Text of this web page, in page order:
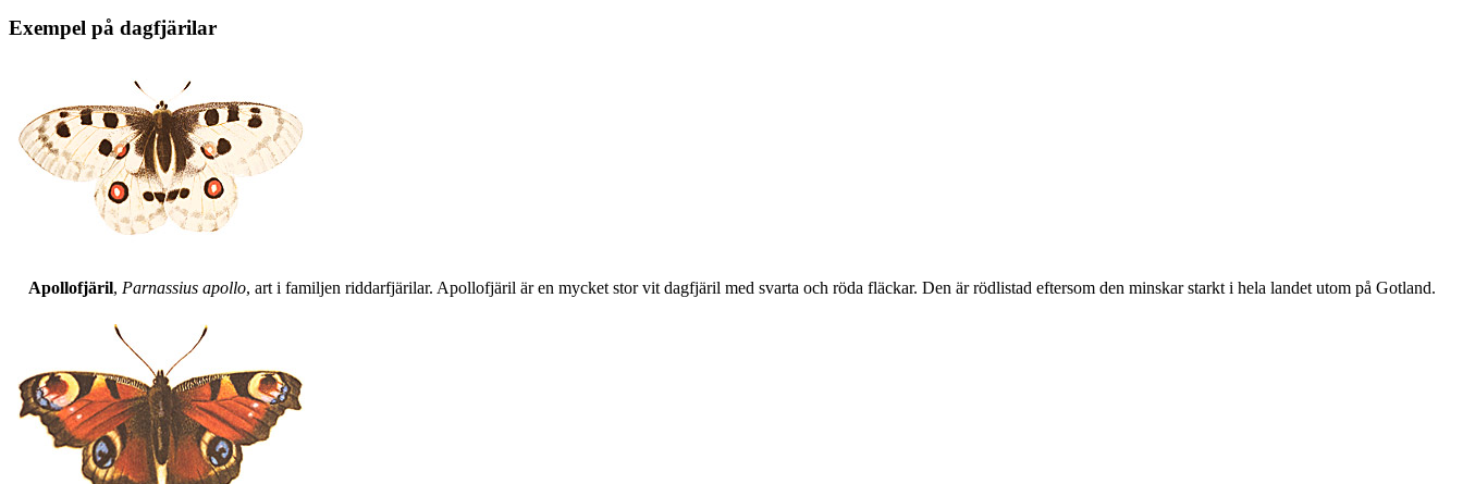
Exempel på dagfjärilar
Apollofjäril, Parnassius apollo, art i familjen riddarfjärilar. Apollofjäril är en mycket stor vit dagfjäril med svarta och röda fläckar. Den är rödlistad eftersom den minskar starkt i hela landet utom på Gotland.